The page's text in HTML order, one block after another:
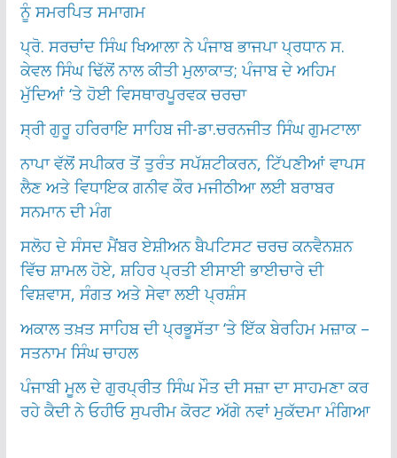
ਨੂੰ ਸਮਰਪਿਤ ਸਮਾਗਮ
ਪ੍ਰੋ. ਸਰਚਾਂਦ ਸਿੰਘ ਖਿਆਲਾ ਨੇ ਪੰਜਾਬ ਭਾਜਪਾ ਪ੍ਰਧਾਨ ਸ.
ਕੇਵਲ ਸਿੰਘ ਢਿੱਲੋਂ ਨਾਲ ਕੀਤੀ ਮੁਲਾਕਾਤ; ਪੰਜਾਬ ਦੇ ਅਹਿਮ
ਮੁੱਦਿਆਂ ‘ਤੇ ਹੋਈ ਵਿਸਥਾਰਪੂਰਵਕ ਚਰਚਾ
ਸ੍ਰੀ ਗੁਰੂ ਹਰਿਰਾਇ ਸਾਹਿਬ ਜੀ-ਡਾ.ਚਰਨਜੀਤ ਸਿੰਘ ਗੁਮਟਾਲਾ
ਨਾਪਾ ਵੱਲੋਂ ਸਪੀਕਰ ਤੋਂ ਤੁਰੰਤ ਸਪੱਸ਼ਟੀਕਰਨ, ਟਿੱਪਣੀਆਂ ਵਾਪਸ
ਲੈਣ ਅਤੇ ਵਿਧਾਇਕ ਗਨੀਵ ਕੌਰ ਮਜੀਠੀਆ ਲਈ ਬਰਾਬਰ
ਸਨਮਾਨ ਦੀ ਮੰਗ
ਸਲੋਹ ਦੇ ਸੰਸਦ ਮੈਂਬਰ ਏਸ਼ੀਅਨ ਬੈਪਟਿਸਟ ਚਰਚ ਕਨਵੈਨਸ਼ਨ
ਵਿੱਚ ਸ਼ਾਮਲ ਹੋਏ, ਸ਼ਹਿਰ ਪ੍ਰਤੀ ਈਸਾਈ ਭਾਈਚਾਰੇ ਦੀ
ਵਿਸ਼ਵਾਸ, ਸੰਗਤ ਅਤੇ ਸੇਵਾ ਲਈ ਪ੍ਰਸ਼ੰਸ
ਅਕਾਲ ਤਖ਼ਤ ਸਾਹਿਬ ਦੀ ਪ੍ਰਭੂਸੱਤਾ ‘ਤੇ ਇੱਕ ਬੇਰਹਿਮ ਮਜ਼ਾਕ –
ਸਤਨਾਮ ਸਿੰਘ ਚਾਹਲ
ਪੰਜਾਬੀ ਮੂਲ ਦੇ ਗੁਰਪ੍ਰੀਤ ਸਿੰਘ ਮੌਤ ਦੀ ਸਜ਼ਾ ਦਾ ਸਾਹਮਣਾ ਕਰ
ਰਹੇ ਕੈਦੀ ਨੇ ਓਹੀਓ ਸੁਪਰੀਮ ਕੋਰਟ ਅੱਗੇ ਨਵਾਂ ਮੁਕੱਦਮਾ ਮੰਗਿਆ